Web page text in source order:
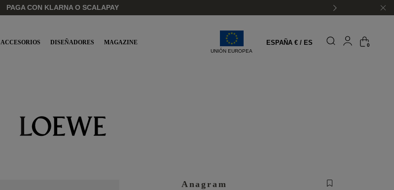
PAGA CON KLARNA O SCALAPAY
ACCESORIOS DISEÑADORES MAGAZINE
UNIÓN EUROPEA
ESPAÑA € / ES 0
Anagram